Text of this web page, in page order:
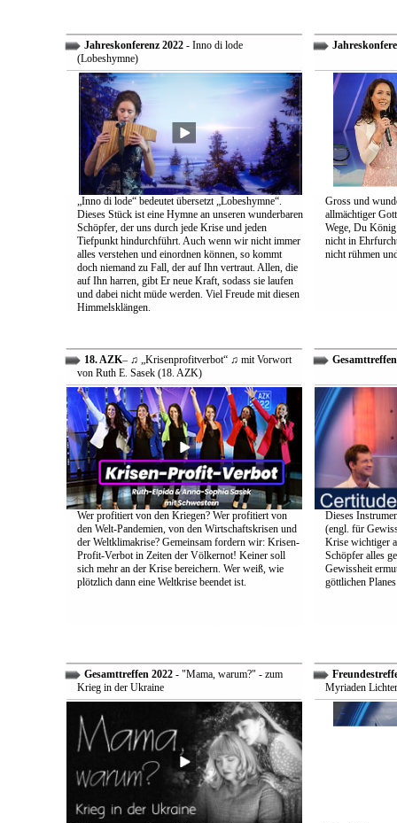
Jahreskonferenz 2022- Inno di lode
(Lobeshymne)
„Inno di lode“ bedeutet übersetzt „Lobeshymne“.
Dieses Stück ist eine Hymne an unseren wunderbaren
Schöpfer, der uns durch jede Krise und jeden
Tiefpunkt hindurchführt. Auch wenn wir nicht immer
alles verstehen und einordnen können, so kommt
doch niemand zu Fall, der auf Ihn vertraut. Allen, die
auf Ihn harren, gibt Er neue Kraft, sodass sie laufen
und dabei nicht müde werden. Viel Freude mit diesen
Himmelsklängen.
Gross und
allmächtiger
Wege, Du
nicht in
nicht rühmen
18. AZK– ♫ „Krisenprofitverbot“ ♫ mit Vorwort
von Ruth E. Sasek (18. AZK)
Wer profitiert von den Kriegen? Wer profitiert von
den Welt-Pandemien, von den Wirtschaftskrisen und
der Weltklimakrise? Gemeinsam fordern wir: Krisen-
Profit-Verbot in Zeiten der Völkernot! Keiner soll
sich mehr an der Krise bereichern. Wer weiß, wie
plötzlich dann eine Weltkrise beendet ist.
Dieses
(engl. für
Krise wichtiger
Schöpfer alles
Gewissheit
göttlichen
Gesamttreffen 2022- "Mama, warum?" - zum
Krieg in der Ukraine
Myriaden